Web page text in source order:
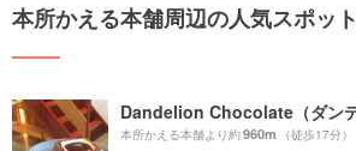
本所かえる本舗周辺の人気スポット
本所かえる本舗より約960m （徒歩17分）